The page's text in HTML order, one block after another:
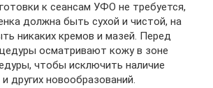
к сеансам УФО не требуется,
должна быть сухой и чистой, на
никаких кремов и мазей. Перед
осматривают кожу в зоне
чтобы исключить наличие
других новообразований.